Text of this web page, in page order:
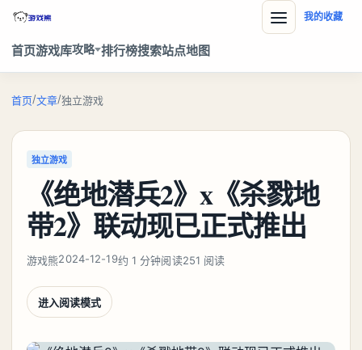
首页游戏库攻略 排行榜搜索站点地图
我的收藏
首页/文章/独立游戏
独立游戏
《绝地潜兵2》x《杀戮地
带2》联动现已正式推出
游戏熊2024-12-19约 1 分钟阅读251 阅读
进入阅读模式